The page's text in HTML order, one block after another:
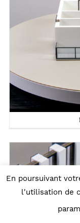
En poursuivant
l'utilisation de